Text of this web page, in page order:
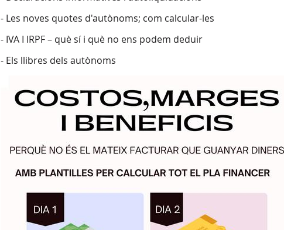
- Les noves quotes d'autònoms; com calcular-les
- IVA I IRPF – què sí i què no ens podem deduir
- Els llibres dels autònoms